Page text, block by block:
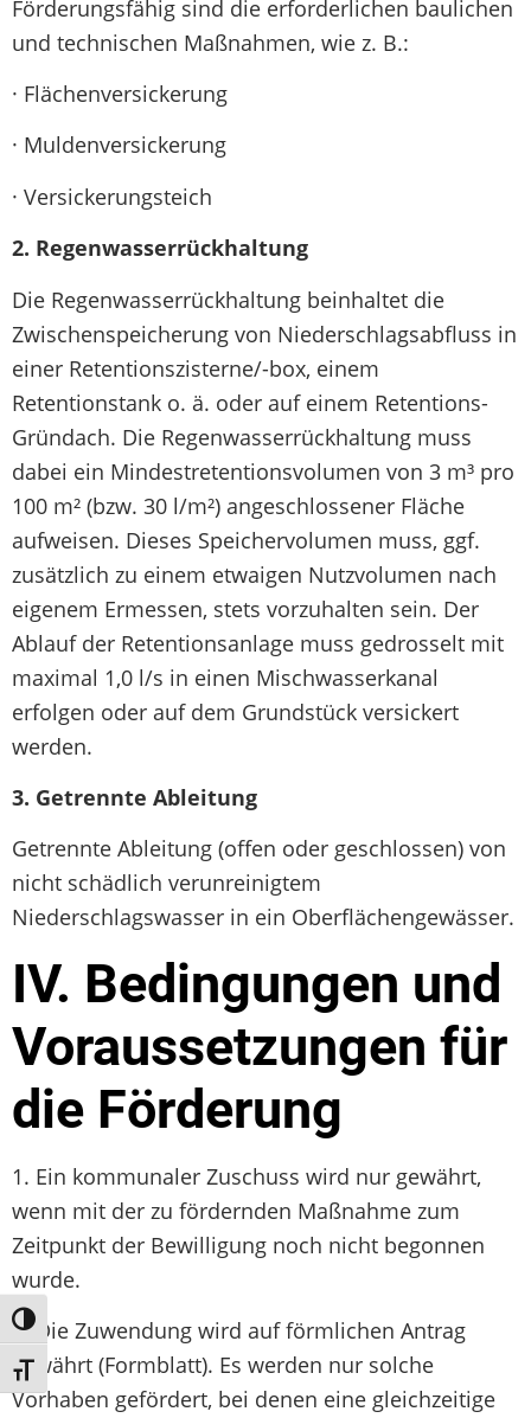
Umschalten auf hohe Kontraste
Schrift vergrößern
Förderungsfähig sind die erforderlichen baulichen
und technischen Maßnahmen, wie z. B.:
· Flächenversickerung
· Muldenversickerung
· Versickerungsteich
2. Regenwasserrückhaltung
Die Regenwasserrückhaltung beinhaltet die
Zwischenspeicherung von Niederschlagsabfluss in
einer Retentionszisterne/-box, einem
Retentionstank o. ä. oder auf einem Retentions-
Gründach. Die Regenwasserrückhaltung muss
dabei ein Mindestretentionsvolumen von 3 m³ pro
100 m² (bzw. 30 l/m²) angeschlossener Fläche
aufweisen. Dieses Speichervolumen muss, ggf.
zusätzlich zu einem etwaigen Nutzvolumen nach
eigenem Ermessen, stets vorzuhalten sein. Der
Ablauf der Retentionsanlage muss gedrosselt mit
maximal 1,0 l/s in einen Mischwasserkanal
erfolgen oder auf dem Grundstück versickert
werden.
3. Getrennte Ableitung
Getrennte Ableitung (offen oder geschlossen) von
nicht schädlich verunreinigtem
Niederschlagswasser in ein Oberflächengewässer.
IV. Bedingungen und
Voraussetzungen für
die Förderung
1. Ein kommunaler Zuschuss wird nur gewährt,
wenn mit der zu fördernden Maßnahme zum
Zeitpunkt der Bewilligung noch nicht begonnen
wurde.
2. Die Zuwendung wird auf förmlichen Antrag
gewährt (Formblatt). Es werden nur solche
Vorhaben gefördert, bei denen eine gleichzeitige